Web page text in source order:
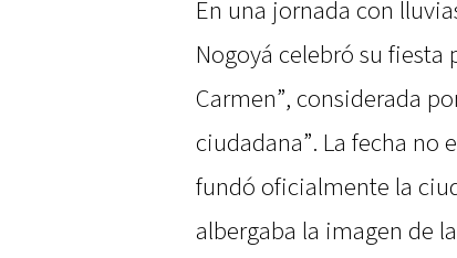
En una jornada con
Nogoyá celebró su fiesta
Carmen”, considerada
ciudadana”. La fecha no
fundó oficialmente la
albergaba la imagen de